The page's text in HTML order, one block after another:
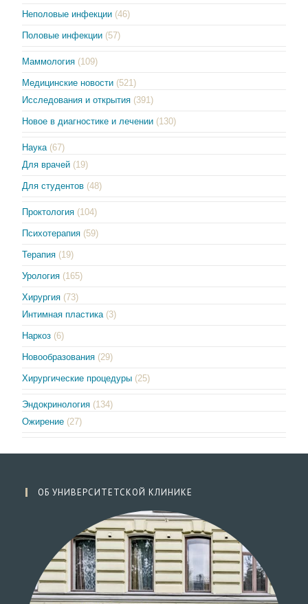
Неполовые инфекции (46)
Половые инфекции (57)
Маммология (109)
Медицинские новости (521)
Исследования и открытия (391)
Новое в диагностике и лечении (130)
Наука (67)
Для врачей (19)
Для студентов (48)
Проктология (104)
Психотерапия (59)
Терапия (19)
Урология (165)
Хирургия (73)
Интимная пластика (3)
Наркоз (6)
Новообразования (29)
Хирургические процедуры (25)
Эндокринология (134)
Ожирение (27)
ОБ УНИВЕРСИТЕТСКОЙ КЛИНИКЕ